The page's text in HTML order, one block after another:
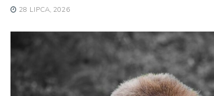
28 LIPCA, 2026